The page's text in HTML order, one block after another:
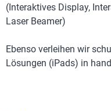
(Interaktives Display,
Laser Beamer)
Ebenso verleihen wir
Lösungen (iPads) in